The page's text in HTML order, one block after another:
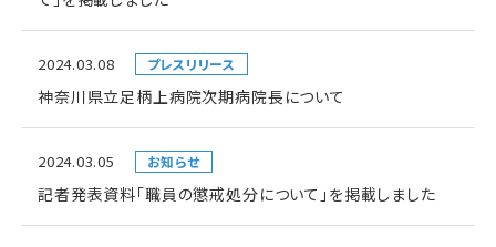
2024.03.08 プレスリリース
神奈川県立足柄上病院次期病院長について
2024.03.05 お知らせ
記者発表資料「職員の懲戒処分について」を掲載しました